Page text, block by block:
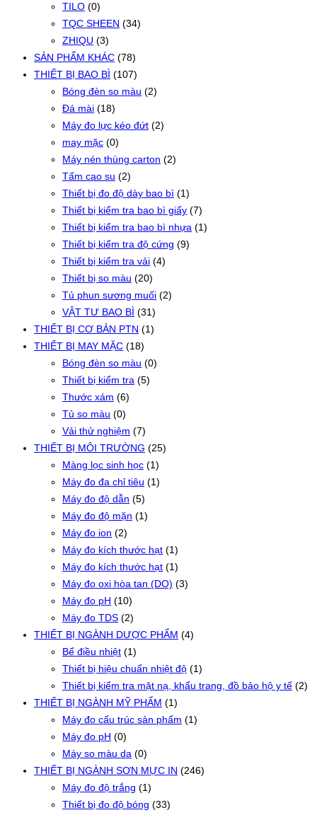
TILO (0)
TQC SHEEN (34)
ZHIQU (3)
SẢN PHẨM KHÁC (78)
THIẾT BỊ BAO BÌ (107)
Bóng đèn so màu (2)
Đá mài (18)
Máy đo lực kéo đứt (2)
may mặc (0)
Máy nén thùng carton (2)
Tấm cao su (2)
Thiết bị đo độ dày bao bì (1)
Thiết bị kiểm tra bao bì giấy (7)
Thiết bị kiểm tra bao bì nhựa (1)
Thiết bị kiểm tra độ cứng (9)
Thiết bị kiểm tra vải (4)
Thiết bị so màu (20)
Tủ phun sương muối (2)
VẬT TƯ BAO BÌ (31)
THIẾT BỊ CƠ BẢN PTN (1)
THIẾT BỊ MAY MẶC (18)
Bóng đèn so màu (0)
Thiết bị kiểm tra (5)
Thước xám (6)
Tủ so màu (0)
Vải thử nghiệm (7)
THIẾT BỊ MÔI TRƯỜNG (25)
Màng lọc sinh học (1)
Máy đo đa chỉ tiêu (1)
Máy đo độ dẫn (5)
Máy đo độ mặn (1)
Máy đo ion (2)
Máy đo kích thước hạt (1)
Máy đo kích thước hạt (1)
Máy đo oxi hòa tan (DO) (3)
Máy đo pH (10)
Máy đo TDS (2)
THIẾT BỊ NGÀNH DƯỢC PHẨM (4)
Bể điều nhiệt (1)
Thiết bị hiệu chuẩn nhiệt độ (1)
Thiết bị kiểm tra mặt nạ, khẩu trang, đồ bảo hộ y tế (2)
THIẾT BỊ NGÀNH MỸ PHẨM (1)
Máy đo cấu trúc sản phẩm (1)
Máy đo pH (0)
Máy so màu da (0)
THIẾT BỊ NGÀNH SƠN MỰC IN (246)
Máy đo độ trắng (1)
Thiết bị đo độ bóng (33)